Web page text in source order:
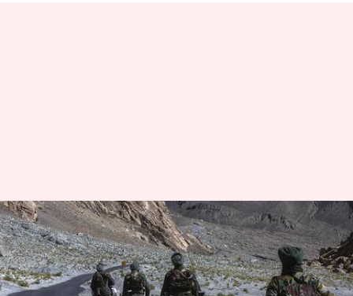
लद्दाख: भारतीय इलाके में आए चीनी
सैनिक को सेना ने हिरासत में लिया,
वापस भेजा जाएगा